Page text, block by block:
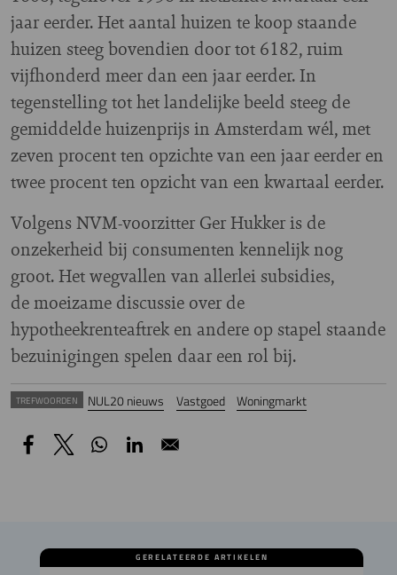
jaar eerder. Het aantal huizen te koop staande
huizen steeg bovendien door tot 6182, ruim
vijfhonderd meer dan een jaar eerder. In
tegenstelling tot het landelijke beeld steeg de
gemiddelde huizenprijs in Amsterdam wél, met
zeven procent ten opzichte van een jaar eerder en
twee procent ten opzicht van een kwartaal eerder.
Volgens NVM-voorzitter Ger Hukker is de
onzekerheid bij consumenten kennelijk nog
groot. Het wegvallen van allerlei subsidies,
de moeizame discussie over de
hypotheekrenteaftrek en andere op stapel staande
bezuinigingen spelen daar een rol bij.
TREFWOORDEN NUL20 nieuws Vastgoed Woningmarkt
GERELATEERDE ARTIKELEN